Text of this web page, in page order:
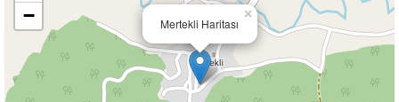
Mertekli Haritası
×
−